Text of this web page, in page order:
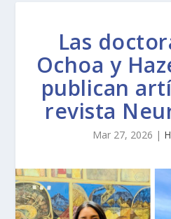
Las
Ochoa y
publican
revista
Mar 27, 2026 |